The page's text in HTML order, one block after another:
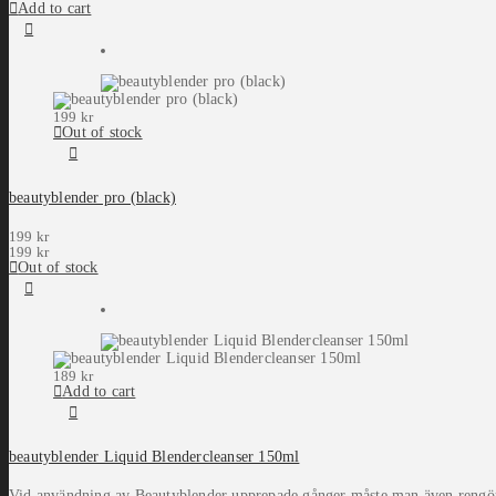
Add to cart
199 kr
Out of stock
beautyblender pro (black)
199 kr
199 kr
Out of stock
189 kr
Add to cart
beautyblender Liquid Blendercleanser 150ml